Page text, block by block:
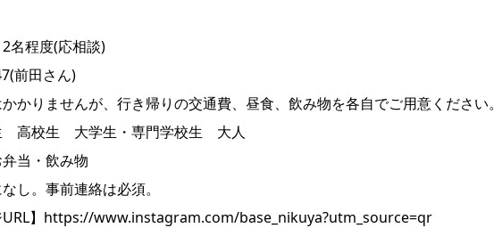
2名程度(応相談)
前田さん)
かりませんが、行き帰りの交通費、昼食、飲み物を各自でご用意ください。
高校生 大学生・専門学校生 大人
当・飲み物
し。事前連絡は必須。
URL】https://www.instagram.com/base_nikuya?utm_source=qr